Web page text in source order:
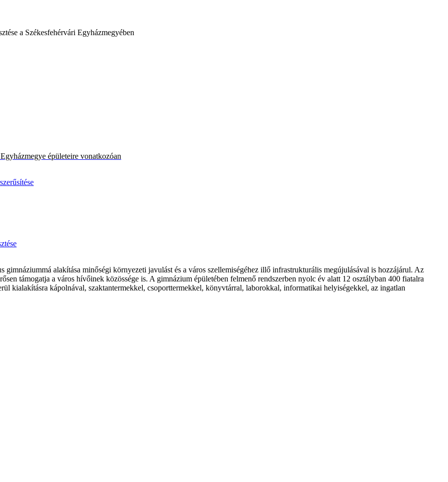
a Székesfehérvári Egyházmegyében
épületeire vonatkozóan
alakítása minőségi környezeti javulást és a város szellemiségéhez illő infrastrukturális megújulásával is hozzájárul. Az
támogatja a város hívőinek közössége is. A gimnázium épületében felmenő rendszerben nyolc év alatt 12 osztályban 400 fiatalra
kialakításra kápolnával, szaktantermekkel, csoporttermekkel, könyvtárral, laborokkal, informatikai helyiségekkel, az ingatlan